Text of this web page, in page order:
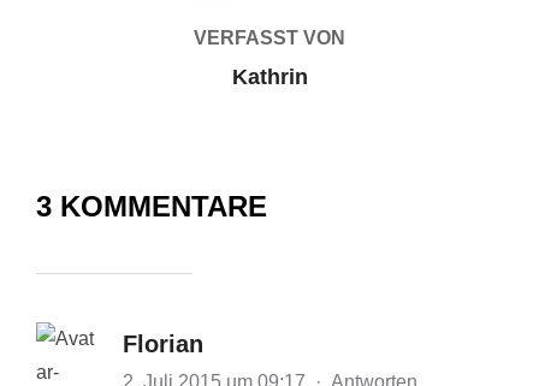
VERFASST VON
Kathrin
3 KOMMENTARE
Florian
2. Juli 2015 um 09:17 · Antworten